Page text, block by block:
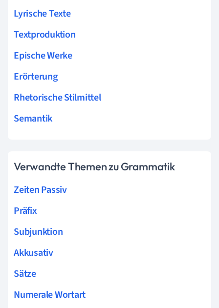
Lyrische Texte
Textproduktion
Epische Werke
Erörterung
Rhetorische Stilmittel
Semantik
Verwandte Themen zu Grammatik
Zeiten Passiv
Präfix
Subjunktion
Akkusativ
Sätze
Numerale Wortart